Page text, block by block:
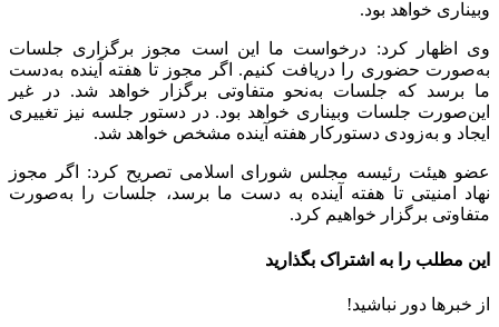
وبیناری خواهد بود.
وی اظهار کرد: درخواست ما این است مجوز برگزاری جلسات
به‌صورت حضوری را دریافت کنیم. اگر مجوز تا هفته آینده به‌دست
ما برسد که جلسات به‌نحو متفاوتی برگزار خواهد شد. در غیر
این‌صورت جلسات وبیناری خواهد بود. در دستور جلسه نیز تغییری
ایجاد و به‌زودی دستورکار هفته آینده مشخص خواهد شد.
عضو هیئت رئیسه مجلس شورای اسلامی تصریح کرد: اگر مجوز
نهاد امنیتی تا هفته آینده به دست ما برسد، جلسات را به‌صورت
متفاوتی برگزار خواهیم کرد.
این مطلب را به اشتراک بگذارید
از خبرها دور نباشید!